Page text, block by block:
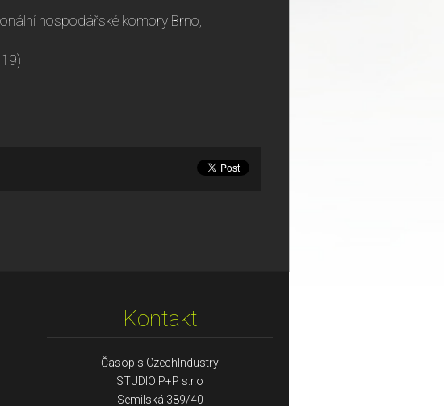
hospodářské komory Brno,
Kontakt
Časopis CzechIndustry
STUDIO P+P s.r.o
Semilská 389/40